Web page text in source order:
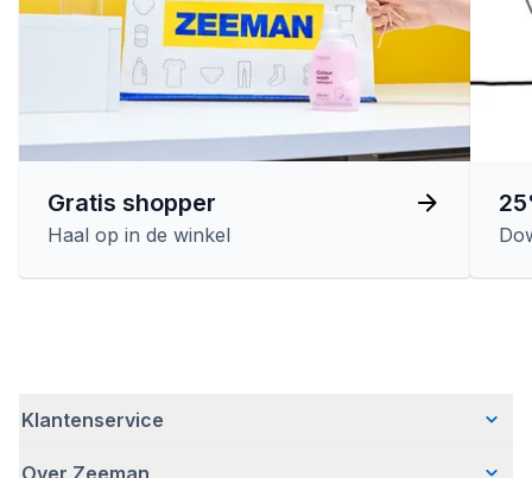
Gratis shopper
Haal op in de winkel
Klantenservice